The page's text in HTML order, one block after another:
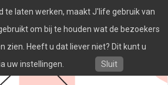
te laten werken, maakt J'life gebruik van
om bij te houden wat de bezoekers
zien. Heeft u dat liever niet? Dit kunt u
uw instellingen.
Sluit